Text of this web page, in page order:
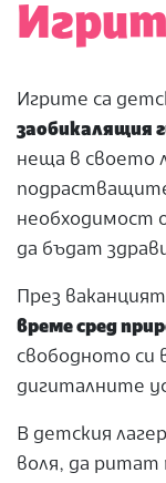
Игрите са
заобикалящия
неща в своето
необходимост
да бъдат
През
време сред
свободното си
дигиталните
В детския
воля, да ритат